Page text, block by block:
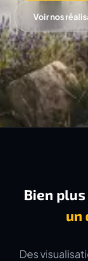
Voir nos
Bien
un
Des